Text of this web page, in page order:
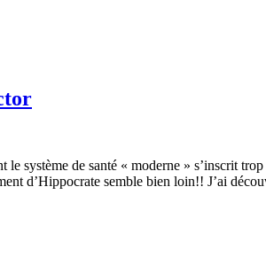
système de santé « moderne » s’inscrit
d’Hippocrate semble bien loin!! J’ai